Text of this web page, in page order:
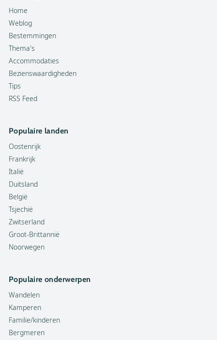
Home
Weblog
Bestemmingen
Thema's
Accommodaties
Bezienswaardigheden
Tips
RSS Feed
Populaire landen
Oostenrijk
Frankrijk
Italië
Duitsland
België
Tsjechië
Zwitserland
Groot-Brittannië
Noorwegen
Populaire onderwerpen
Wandelen
Kamperen
Familie/kinderen
Bergmeren